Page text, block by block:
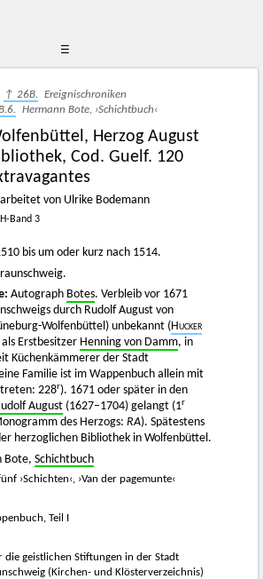
☰
↑ 26B. Ereignischroniken
Hermann Bote, ›Schichtbuch‹
Herzog August
Cod. Guelf. 120
von Ulrike Bodemann
Band 3
bis um oder kurz nach 1514.
Autograph Botes. Verbleib vor 1671
durch Rudolf August von
Wolfenbüttel) unbekannt (Hucker
Erstbesitzer Henning von Damm, in
Küchenkämmerer der Stadt
Familie ist im Wappenbuch allein mit
228r). 1671 oder später in den
August (1627–1704) gelangt (1r
des Herzogs: RA). Spätestens
herzoglichen Bibliothek in Wolfenbüttel.
Bote, Schichtbuch
›Schichten‹, ›Van der pagemunte‹
Teil I
die geistlichen Stiftungen in der Stadt
(Kirchen- und Klösterverzeichnis)